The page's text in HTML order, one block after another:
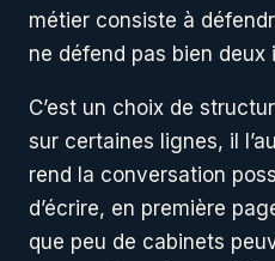
métier consiste à
ne défend pas bien deux
C’est un choix de
sur certaines lignes, il
rend la conversation
d’écrire, en première
que peu de cabinets